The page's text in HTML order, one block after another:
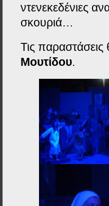
ντενεκεδένιες
σκουριά…
Τις
Μουτίδου.